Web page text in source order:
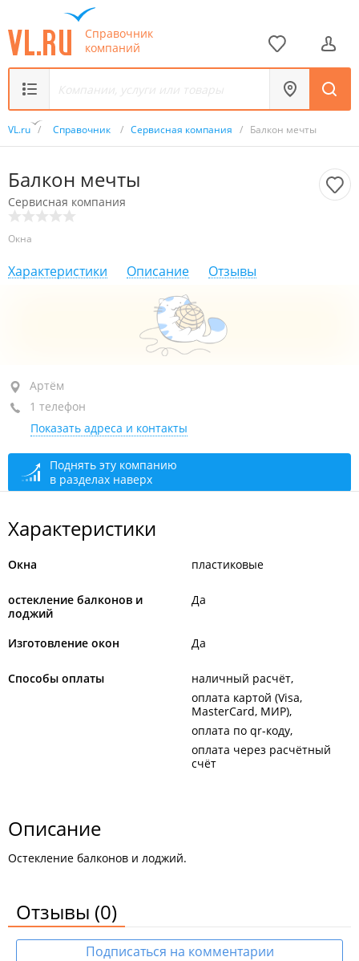
Справочник
компаний
VL.ru / Справочник / Сервисная компания / Балкон мечты
Балкон мечты
Сервисная компания
Окна
Характеристики Описание Отзывы
Артём, ул. Кирова, 67
+7 924 336-15-61
сегодня закрыто
Артём
1 телефон
Показать адреса и контакты
Поднять эту компанию
в разделах наверх
Характеристики
Окна пластиковые
остекление балконов и
лоджий
Да
Изготовление окон Да
Способы оплаты
наличный расчёт
оплата картой (Visa,
MasterCard, МИР)
оплата по qr-коду
оплата через расчётный
счёт
Описание
Остекление балконов и лоджий.
Отзывы (0)
Подписаться на комментарии